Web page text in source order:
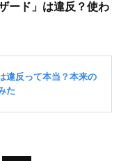
ード」は違反？使わ